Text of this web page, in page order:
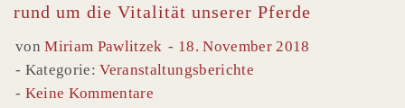
rund um die Vitalität unserer Pferde
vonMiriam Pawlitzek
18. November 2018
Kategorie:Veranstaltungsberichte
Keine Kommentare